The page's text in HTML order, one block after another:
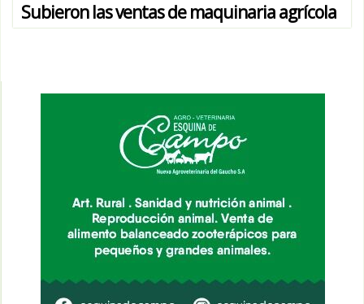
Subieron las ventas de maquinaria agrícola